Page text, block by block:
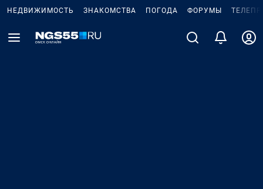
НЕДВИЖИМОСТЬ ЗНАКОМСТВА ПОГОДА ФОРУМЫ